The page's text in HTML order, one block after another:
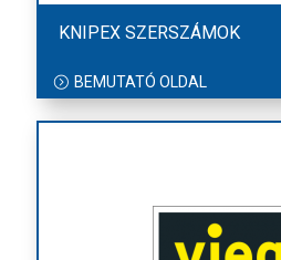
KNIPEX SZERSZÁMOK
BEMUTATÓ OLDAL